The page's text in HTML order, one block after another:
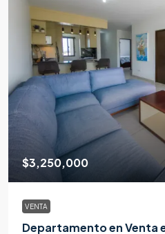
$3,250,000
VENTA
Departamento en Venta